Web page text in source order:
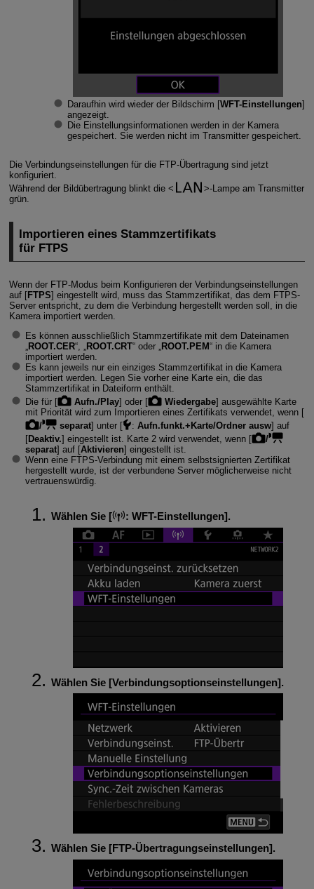
Daraufhin wird wieder der Bildschirm [WFT-Einstellungen]
angezeigt.
Die Einstellungsinformationen werden in der Kamera
gespeichert. Sie werden nicht im Transmitter gespeichert.
Die Verbindungseinstellungen für die FTP-Übertragung sind jetzt
konfiguriert.
Während der Bildübertragung blinkt die
-Lampe am Transmitter
grün.
Importieren eines Stammzertifikats
für FTPS
Wenn der FTP-Modus beim Konfigurieren der Verbindungseinstellungen
auf [FTPS] eingestellt wird, muss das Stammzertifikat, das dem FTPS-
Server entspricht, zu dem die Verbindung hergestellt werden soll, in die
Kamera importiert werden.
Es können ausschließlich Stammzertifikate mit dem Dateinamen
ROOT.CER“, „ ROOT.CRT“ oder „ ROOT.PEM“ in die Kamera
importiert werden.
Es kann jeweils nur ein einziges Stammzertifikat in die Kamera
importiert werden. Legen Sie vorher eine Karte ein, die das
Stammzertifikat in Dateiform enthält.
Die für [
Aufn./Play] oder [ Wiedergabe] ausgewählte Karte
mit Priorität wird zum Importieren eines Zertifikats verwendet, wenn [
/
separat] unter [ : Aufn.funkt.+Karte/Ordner ausw] auf
[Deaktiv.] eingestellt ist. Karte 2 wird verwendet, wenn [
/
separat] auf [Aktivieren] eingestellt ist.
Wenn eine FTPS-Verbindung mit einem selbstsignierten Zertifikat
hergestellt wurde, ist der verbundene Server möglicherweise nicht
vertrauenswürdig.
Wählen Sie [ : WFT-Einstellungen].
Wählen Sie [Verbindungsoptionseinstellungen].
Wählen Sie [FTP-Übertragungseinstellungen].